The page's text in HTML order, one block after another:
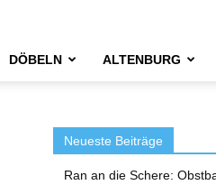
DÖBELN ALTENBURG
Neueste Beiträge
Ran an die Schere: